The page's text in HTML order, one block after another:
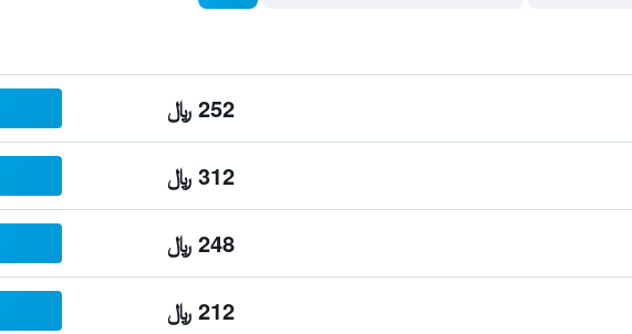
252 ﷼
312 ﷼
248 ﷼
212 ﷼